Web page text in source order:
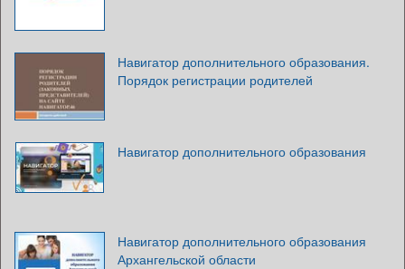
Навигатор дополнительного образования.
Порядок регистрации родителей
Навигатор дополнительного образования
Навигатор дополнительного образования
Архангельской области